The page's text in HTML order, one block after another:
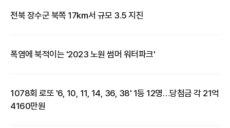
​전북 장수군 북쪽 17㎞서 규모 3.5 지진
폭염에 북적이는 '2023 노원 썸머 워터파크'
​1078회 로또 '6, 10, 11, 14, 36, 38' 1등 12명…당첨금 각 21억
4160만원